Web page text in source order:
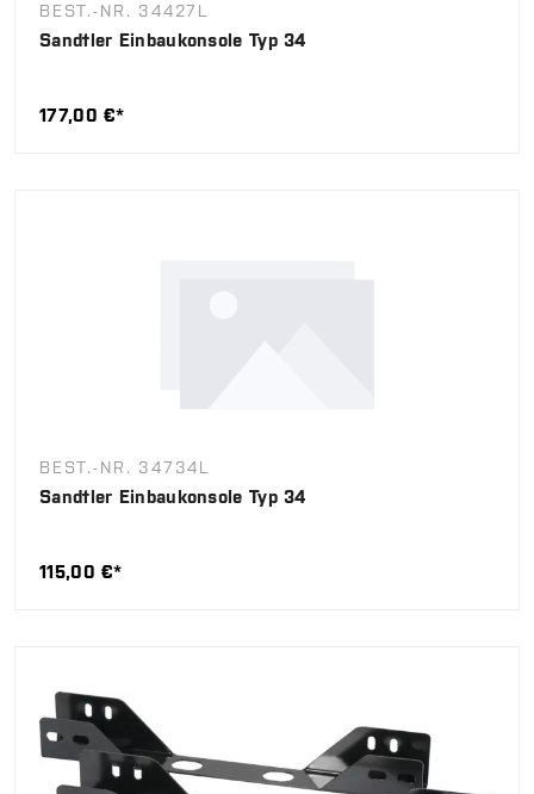
BEST.-NR. 34427L
Sandtler Einbaukonsole Typ 34
177,00 €*
BEST.-NR. 34734L
Sandtler Einbaukonsole Typ 34
115,00 €*